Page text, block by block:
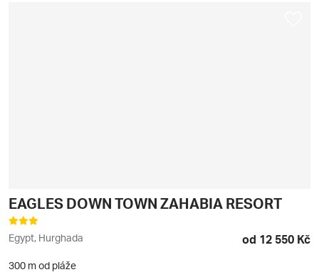
EAGLES DOWN TOWN ZAHABIA RESORT
Egypt, Hurghada od 12 550 Kč
300 m od pláže